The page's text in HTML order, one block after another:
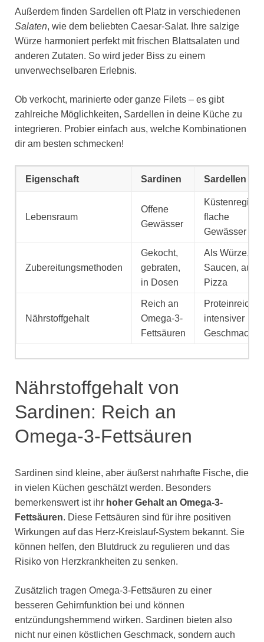
Außerdem finden Sardellen oft Platz in verschiedenen
Salaten, wie dem beliebten Caesar-Salat. Ihre salzige
Würze harmoniert perfekt mit frischen Blattsalaten und
anderen Zutaten. So wird jeder Biss zu einem
unverwechselbaren Erlebnis.
Ob verkocht, marinierte oder ganze Filets – es gibt
zahlreiche Möglichkeiten, Sardellen in deine Küche zu
integrieren. Probier einfach aus, welche Kombinationen
dir am besten schmecken!
Eigenschaft Sardinen Sardellen
Lebensraum
Offene
Gewässer
flache
Gewässer
Zubereitungsmethoden
Gekocht,
gebraten,
in Dosen
Als Würze, in
Saucen, auf
Pizza
Nährstoffgehalt
Reich an
Omega-3-
Fettsäuren
Proteinreich,
intensiver
Geschmack
Nährstoffgehalt von
Sardinen: Reich an
Omega-3-Fettsäuren
Sardinen sind kleine, aber äußerst nahrhafte Fische, die
in vielen Küchen geschätzt werden. Besonders
bemerkenswert ist ihr hoher Gehalt an Omega-3-
Fettsäuren. Diese Fettsäuren sind für ihre positiven
Wirkungen auf das Herz-Kreislauf-System bekannt. Sie
können helfen, den Blutdruck zu regulieren und das
Risiko von Herzkrankheiten zu senken.
Zusätzlich tragen Omega-3-Fettsäuren zu einer
besseren Gehirnfunktion bei und können
entzündungshemmend wirken. Sardinen bieten also
nicht nur einen köstlichen Geschmack, sondern auch